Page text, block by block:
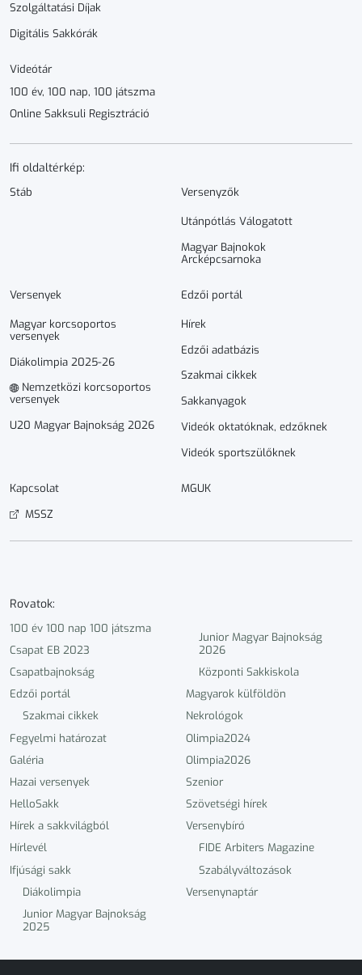
Szolgáltatási Díjak
Digitális Sakkórák
Videótár
100 év, 100 nap, 100 játszma
Online Sakksuli Regisztráció
Ifi oldaltérkép:
Stáb Versenyzők
Utánpótlás Válogatott
Magyar Bajnokok
Arcképcsarnoka
Versenyek
Magyar korcsoportos
versenyek
Diákolimpia 2025-26
Nemzetközi korcsoportos
versenyek
U20 Magyar Bajnokság 2026
Edzői portál
Hírek
Edzői adatbázis
Szakmai cikkek
Sakkanyagok
Videók oktatóknak, edzőknek
Videók sportszülőknek
Kapcsolat
MGUK
MSSZ
Rovatok:
100 év 100 nap 100 játszma
Csapat EB 2023
Csapatbajnokság
Edzői portál
Szakmai cikkek
Fegyelmi határozat
Galéria
Hazai versenyek
HelloSakk
Hírek a sakkvilágból
Hírlevél
Ifjúsági sakk
Diákolimpia
Junior Magyar Bajnokság
2025
Junior Magyar Bajnokság
2026
Központi Sakkiskola
Magyarok külföldön
Nekrológok
Olimpia2024
Olimpia2026
Szenior
Szövetségi hírek
Versenybíró
FIDE Arbiters Magazine
Szabályváltozások
Versenynaptár